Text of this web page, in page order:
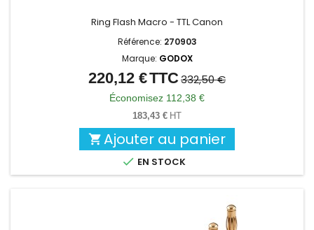
Ring Flash Macro - TTL Canon
Référence: 270903
Marque: GODOX
Prix
Prix
de
base
220,12 €TTC332,50 €
Économisez 112,38 €
183,43 € HT
 Ajouter au panier
 EN STOCK